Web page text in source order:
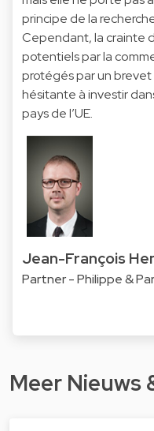
principe de la
Cependant, la crainte
potentiels par la
protégés par un brevet
hésitante à investir
pays de l’UE.
Jean-François
Partner - Philippe &
Meer Nieuws